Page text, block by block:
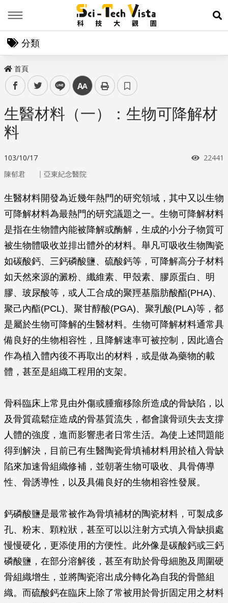
展
分類
首頁
facebooktwitter line 中
生醫材料（一）：生物可降解材
料
103/10/17 瀏覽次
22441
陳郁君 ｜ 亞東紀念醫院
生醫材料開發為近幾年熱門的研究領域，其中又以生物
可降解材料為最熱門的研究議題之一。生物可降解材料
是指在生物體內能被降解或酶解，生成的小分子物質可
被生物體吸收並排出體外的材料。舉凡可吸收生物陶瓷
如碳酸鈣、三鈣磷酸鹽、硫酸鈣等，可降解高分子材料
如天然來源的澱粉、纖維素、甲殼素、膠原蛋白、明
膠、玻尿酸等，或人工合成的聚羥基脂肪酸酯(PHA)、
聚己內酯(PCL)、聚甘醇酸(PGA)、聚乳酸(PLA)等，都
是屬於生物可降解的生醫材料。生物可降解材料通常具
備良好的生物相容性，且降解速率可被控制，因此適合
作為植入體內後不再取出的材料，或是做為藥物的載
體，甚至是組織工程用的支架。
骨科臨床上常見由外傷或腫瘤移除所造成的骨缺陷，以
及骨質疏鬆症造成的骨基質流失，都會讓骨頭失去支撐
人體的強度，進而影響患者日常生活。為使上述問題能
得到解決，目前已有生醫陶瓷骨填補材料用於植入骨缺
陷來加速骨組織修補，並朝著生物可吸收、具骨傳導
性、骨誘導性，以及具備良好的生物相容性發展。
鈣磷酸鹽是最常被作為骨填補材的陶瓷材料，可製成多
孔、粉末、顆粒狀，甚至可以以注射方式填入骨缺損處
慢慢硬化，更添使用的方便性。此外像是碳酸鈣或三鈣
磷酸鹽，在部分溶解後，甚至有助於骨母細胞及周圍硬
骨組織增生，並將陶瓷溶出成分轉化為自我的骨骼組
織。而硫酸鈣在臨床上除了常被用於骨折固定用之材料